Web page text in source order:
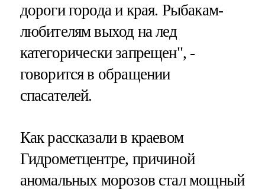
дороги города и края. Рыбакам-
любителям выход на лед
категорически запрещен", -
говорится в обращении
спасателей.
Как рассказали в краевом
Гидрометцентре, причиной
аномальных морозов стал мощный